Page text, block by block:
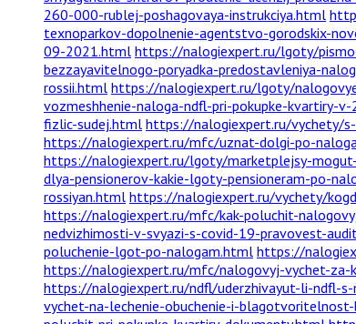
260-000-rublej-poshagovaya-instrukciya.html
texnoparkov-dopolnenie-agentstvo-gorodskix-
09-2021.html https://nalogiexpert.ru/lgoty/
bezzayavitelnogo-poryadka-predostavleniya-
rossii.html https://nalogiexpert.ru/lgoty/
vozmeshhenie-naloga-ndfl-pri-pokupke-kvartiry-
fizlic-sudej.html https://nalogiexpert.ru/vychety/
https://nalogiexpert.ru/mfc/uznat-dolgi-po-
https://nalogiexpert.ru/lgoty/marketplejsy-
dlya-pensionerov-kakie-lgoty-pensioneram-po-
rossiyan.html https://nalogiexpert.ru/vychety/
https://nalogiexpert.ru/mfc/kak-poluchit-
nedvizhimosti-v-svyazi-s-covid-19-pravovest-
poluchenie-lgot-po-nalogam.html https://
https://nalogiexpert.ru/mfc/nalogovyj-vychet-za-
https://nalogiexpert.ru/ndfl/uderzhivayut-li-ndfl-
vychet-na-lechenie-obuchenie-i-